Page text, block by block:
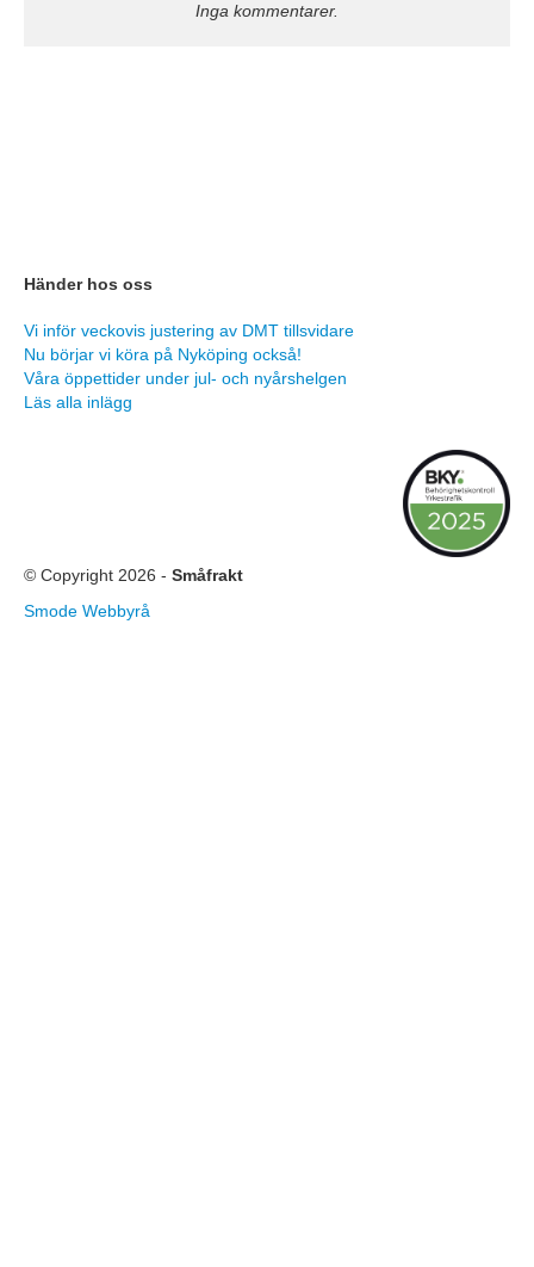
Inga kommentarer.
Händer hos oss
Vi inför veckovis justering av DMT tillsvidare
Nu börjar vi köra på Nyköping också!
Våra öppettider under jul- och nyårshelgen
Läs alla inlägg
© Copyright 2026 - Småfrakt
Smode Webbyrå